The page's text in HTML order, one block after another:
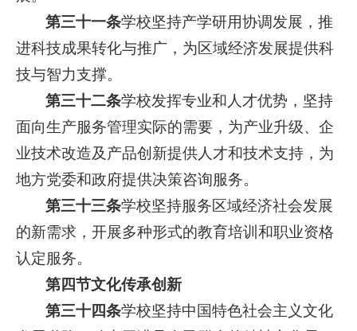
第三十一条学校坚持产学研用协调发展，推
进科技成果转化与推广，为区域经济发展提供科
技与智力支撑。
第三十二条学校发挥专业和人才优势，坚持
面向生产服务管理实际的需要，为产业升级、企
业技术改造及产品创新提供人才和技术支持，为
地方党委和政府提供决策咨询服务。
第三十三条学校坚持服务区域经济社会发展
的新需求，开展多种形式的教育培训和职业资格
认定服务。
第四节文化传承创新
第三十四条学校坚持中国特色社会主义文化